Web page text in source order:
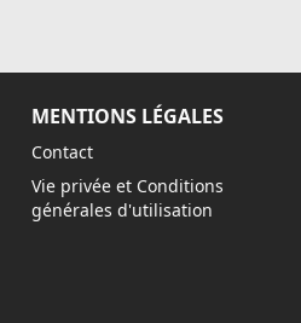
MENTIONS LÉGALES
Contact
Vie privée et Conditions
générales d'utilisation